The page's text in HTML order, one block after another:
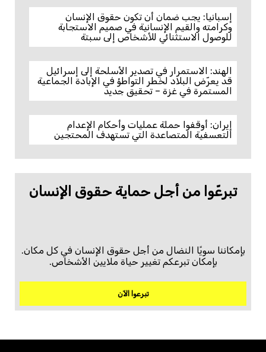
إسبانيا: يجب ضمان أن تكون حقوق الإنسان
وكرامته والقيم الإنسانية في صميم الاستجابة
للوصول الاستثنائي للأشخاص إلى سبتة
الهند: الاستمرار في تصدير الأسلحة إلى إسرائيل
قد يعرّض البلاد لخطر التواطؤ في الإبادة الجماعية
المستمرة في غزة – تحقيق جديد
إيران: أوقفوا حملة عمليات وأحكام الإعدام
التعسفية المتصاعدة التي تستهدف المحتجين
تبرعّوا من أجل حماية حقوق الإنسان
بإمكاننا سويًا النضال من أجل حقوق الإنسان في كل مكان.
بإمكان تبرعكم تغيير حياة ملايين الأشخاص.
تبرعوا الآن